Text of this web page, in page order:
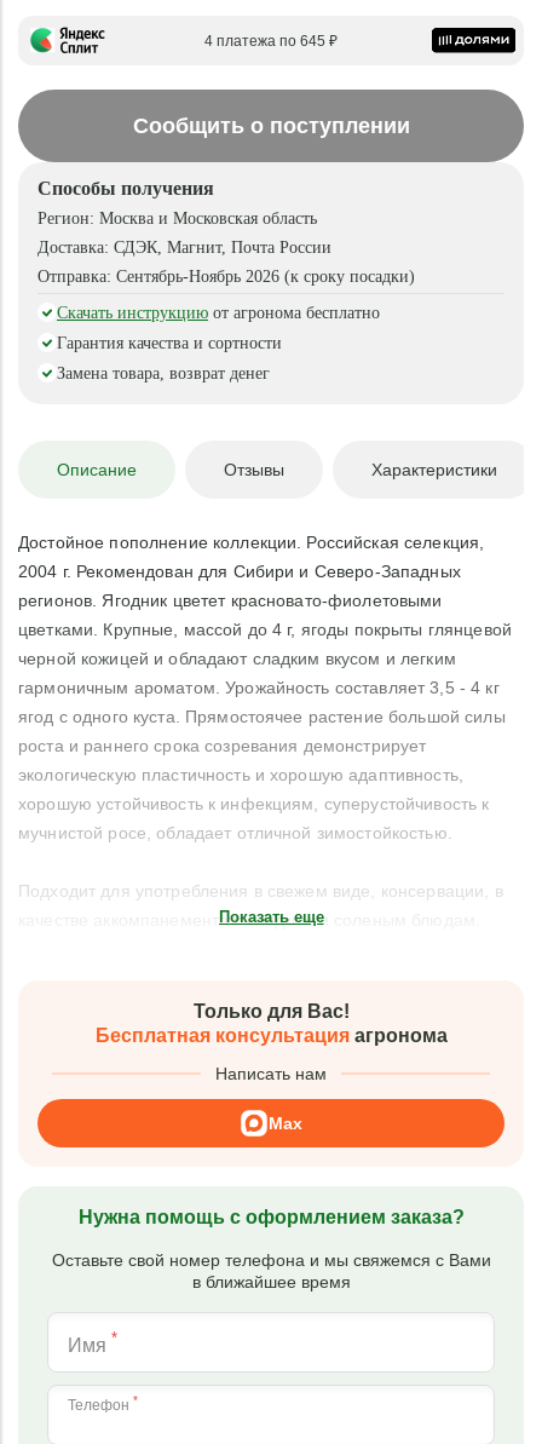
4 платежа по 645 ₽
Сообщить о поступлении
Способы получения
Регион: Москва и Московская область
Доставка: СДЭК, Магнит, Почта России
Отправка: Сентябрь-Ноябрь 2026 (к сроку посадки)
Скачать инструкцию от агронома бесплатно
Гарантия качества и сортности
Замена товара, возврат денег
Описание Отзывы Характеристики
Достойное пополнение коллекции. Российская селекция,
2004 г. Рекомендован для Сибири и Северо-Западных
регионов. Ягодник цветет красновато-фиолетовыми
цветками. Крупные, массой до 4 г, ягоды покрыты глянцевой
черной кожицей и обладают сладким вкусом и легким
гармоничным ароматом. Урожайность составляет 3,5 - 4 кг
ягод с одного куста. Прямостоячее растение большой силы
роста и раннего срока созревания демонстрирует
экологическую пластичность и хорошую адаптивность,
хорошую устойчивость к инфекциям, суперустойчивость к
мучнистой росе, обладает отличной зимостойкостью.
Подходит для употребления в свежем виде, консервации, в
качестве аккомпанемента к сладким и соленым блюдам.
Показать еще
Только для Вас!
Бесплатная консультацияагронома
Написать нам
Max
Нужна помощь с оформлением заказа?
Оставьте свой номер телефона и мы свяжемся с Вами
в ближайшее время
Имя *
Телефон *